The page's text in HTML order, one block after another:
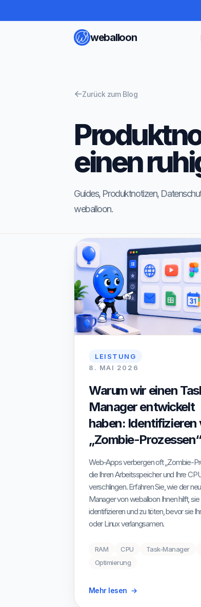
weballoon
←Zurück zum Blog
einen
Guides, Produktnotizen,
weballoon.
LEISTUNG
8. MAI 2026
Warum wir einen
Manager entwickelt
haben: Identifizieren
„Zombie-Prozessen“
Web-Apps verbergen oft „Zombie-
die Ihren Arbeitsspeicher und Ihre
verschlingen. Erfahren Sie, wie der
Manager von weballoon Ihnen hilft, sie
identifizieren und zu töten, bevor sie
oder Linux verlangsamen.
RAM CPU Task-Manager
Optimierung
Mehr lesen →